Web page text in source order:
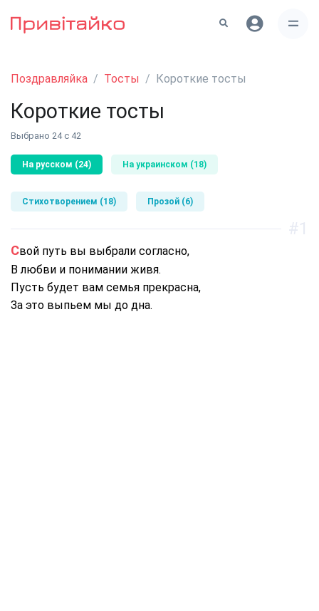
Поздравляйка Тосты Короткие тосты
Короткие тосты
Выбрано 24 с 42
На русском (24) На украинском (18)
Стихотворением (18) Прозой (6)
Свой путь вы выбрали согласно,
В любви и понимании живя.
Пусть будет вам семья прекрасна,
За это выпьем мы до дна.
#1